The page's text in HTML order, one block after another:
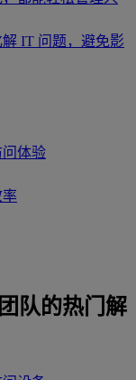
IT 问题，避免影
体验
率
队的热门解